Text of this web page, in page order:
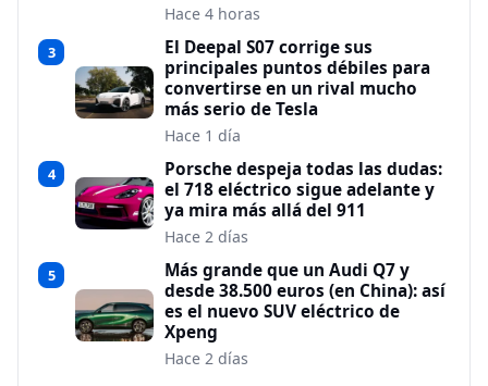
Hace 4 horas
3
El Deepal S07 corrige sus
principales puntos débiles para
convertirse en un rival mucho
más serio de Tesla
Hace 1 día
4
Porsche despeja todas las dudas:
el 718 eléctrico sigue adelante y
ya mira más allá del 911
Hace 2 días
5
Más grande que un Audi Q7 y
desde 38.500 euros (en China): así
es el nuevo SUV eléctrico de
Xpeng
Hace 2 días